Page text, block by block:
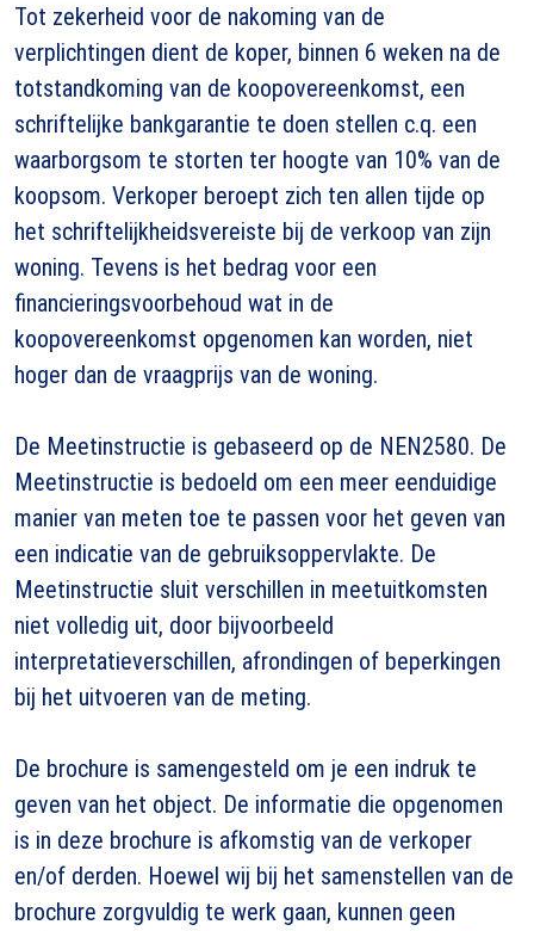
Tot zekerheid voor de nakoming van de
verplichtingen dient de koper, binnen 6 weken na de
totstandkoming van de koopovereenkomst, een
schriftelijke bankgarantie te doen stellen c.q. een
waarborgsom te storten ter hoogte van 10% van de
koopsom. Verkoper beroept zich ten allen tijde op
het schriftelijkheidsvereiste bij de verkoop van zijn
woning. Tevens is het bedrag voor een
financieringsvoorbehoud wat in de
koopovereenkomst opgenomen kan worden, niet
hoger dan de vraagprijs van de woning.
De Meetinstructie is gebaseerd op de NEN2580. De
Meetinstructie is bedoeld om een meer eenduidige
manier van meten toe te passen voor het geven van
een indicatie van de gebruiksoppervlakte. De
Meetinstructie sluit verschillen in meetuitkomsten
niet volledig uit, door bijvoorbeeld
interpretatieverschillen, afrondingen of beperkingen
bij het uitvoeren van de meting.
De brochure is samengesteld om je een indruk te
geven van het object. De informatie die opgenomen
is in deze brochure is afkomstig van de verkoper
en/of derden. Hoewel wij bij het samenstellen van de
brochure zorgvuldig te werk gaan, kunnen geen